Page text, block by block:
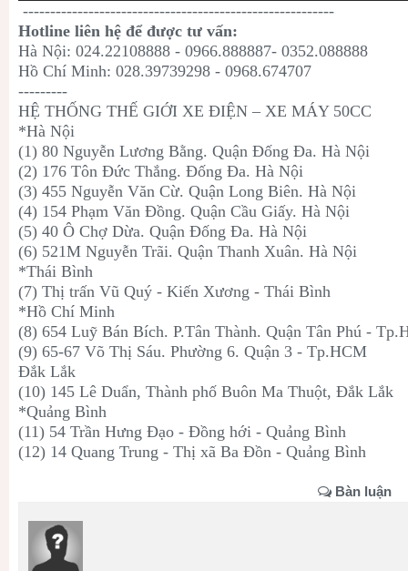
---------------------------------------------------------
Hotline liên hệ để được tư vấn:
Hà Nội: 024.22108888 - 0966.888887- 0352.088888
Hồ Chí Minh: 028.39739298 - 0968.674707
---------
HỆ THỐNG THẾ GIỚI XE ĐIỆN – XE MÁY 50CC
*Hà Nội
(1) 80 Nguyễn Lương Bằng. Quận Đống Đa. Hà Nội
(2) 176 Tôn Đức Thắng. Đống Đa. Hà Nội
(3) 455 Nguyễn Văn Cừ. Quận Long Biên. Hà Nội
(4) 154 Phạm Văn Đồng. Quận Cầu Giấy. Hà Nội
(5) 40 Ô Chợ Dừa. Quận Đống Đa. Hà Nội
(6) 521M Nguyễn Trãi. Quận Thanh Xuân. Hà Nội
*Thái Bình
(7) Thị trấn Vũ Quý - Kiến Xương - Thái Bình
*Hồ Chí Minh
(8) 654 Luỹ Bán Bích. P.Tân Thành. Quận Tân Phú -
(9) 65-67 Võ Thị Sáu. Phường 6. Quận 3 - Tp.HCM
Đắk Lắk
(10) 145 Lê Duẩn, Thành phố Buôn Ma Thuột, Đắk Lắk
*Quảng Bình
(11) 54 Trần Hưng Đạo - Đồng hới - Quảng Bình
(12) 14 Quang Trung - Thị xã Ba Đồn - Quảng Bình
Bàn luận